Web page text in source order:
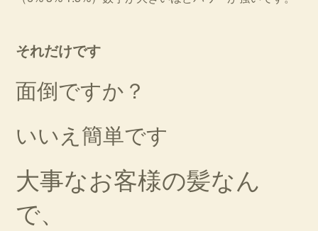
それだけです
面倒ですか？
いいえ簡単です
大事なお客様の髪なん
で、